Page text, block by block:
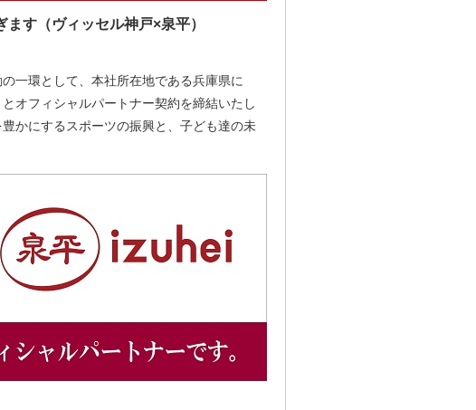
す（ヴィッセル神戸×泉平）
一環として、本社所在地である兵庫県に
オフィシャルパートナー契約を締結いたし
かにするスポーツの振興と、子ども達の未